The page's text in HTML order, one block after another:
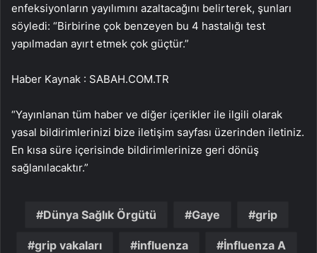
enfeksiyonların yayılımını azaltacağını belirterek, şunları
söyledi: “Birbirine çok benzeyen bu 4 hastalığı test
yapılmadan ayırt etmek çok güçtür.”
Haber Kaynak : SABAH.COM.TR
“Yayınlanan tüm haber ve diğer içerikler ile ilgili olarak
yasal bildirimlerinizi bize iletişim sayfası üzerinden iletiniz.
En kısa süre içerisinde bildirimlerinize geri dönüş
sağlanılacaktır.”
Dünya Sağlık Örgütü Gaye grip
grip vakaları influenza İnfluenza A